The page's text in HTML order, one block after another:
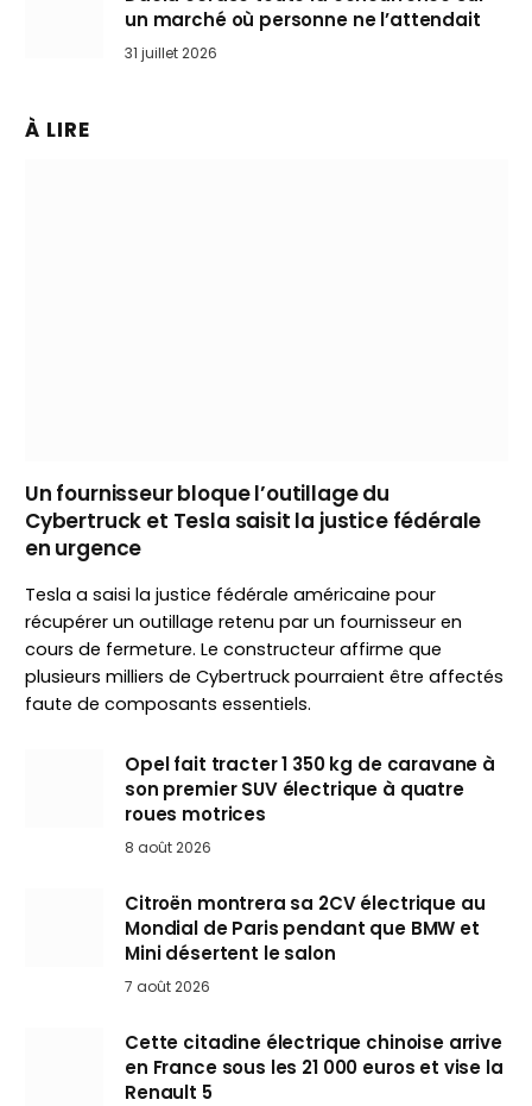
un marché où personne ne l’attendait
31 juillet 2026
À LIRE
Un fournisseur bloque l’outillage du
Cybertruck et Tesla saisit la justice fédérale
en urgence
Tesla a saisi la justice fédérale américaine pour
récupérer un outillage retenu par un fournisseur en
cours de fermeture. Le constructeur affirme que
plusieurs milliers de Cybertruck pourraient être affectés
faute de composants essentiels.
Opel fait tracter 1 350 kg de caravane à
son premier SUV électrique à quatre
roues motrices
8 août 2026
Citroën montrera sa 2CV électrique au
Mondial de Paris pendant que BMW et
Mini désertent le salon
7 août 2026
Cette citadine électrique chinoise arrive
en France sous les 21 000 euros et vise la
Renault 5